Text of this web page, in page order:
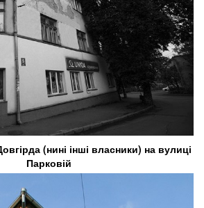
(нині інші власники) на вулиці
Парковій